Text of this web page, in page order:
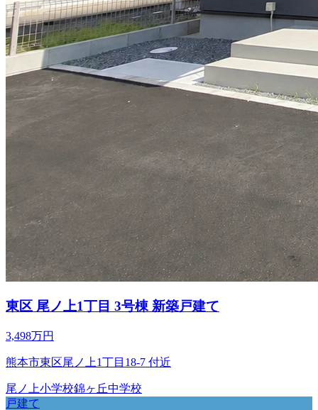
東区 尾ノ上1丁目 3号棟 新築戸建て
3,498万円
熊本市東区尾ノ上1丁目18-7 付近
尾ノ上小学校錦ヶ丘中学校
戸建て